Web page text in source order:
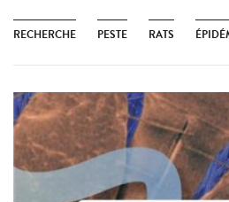
RECHERCHE PESTE RATS